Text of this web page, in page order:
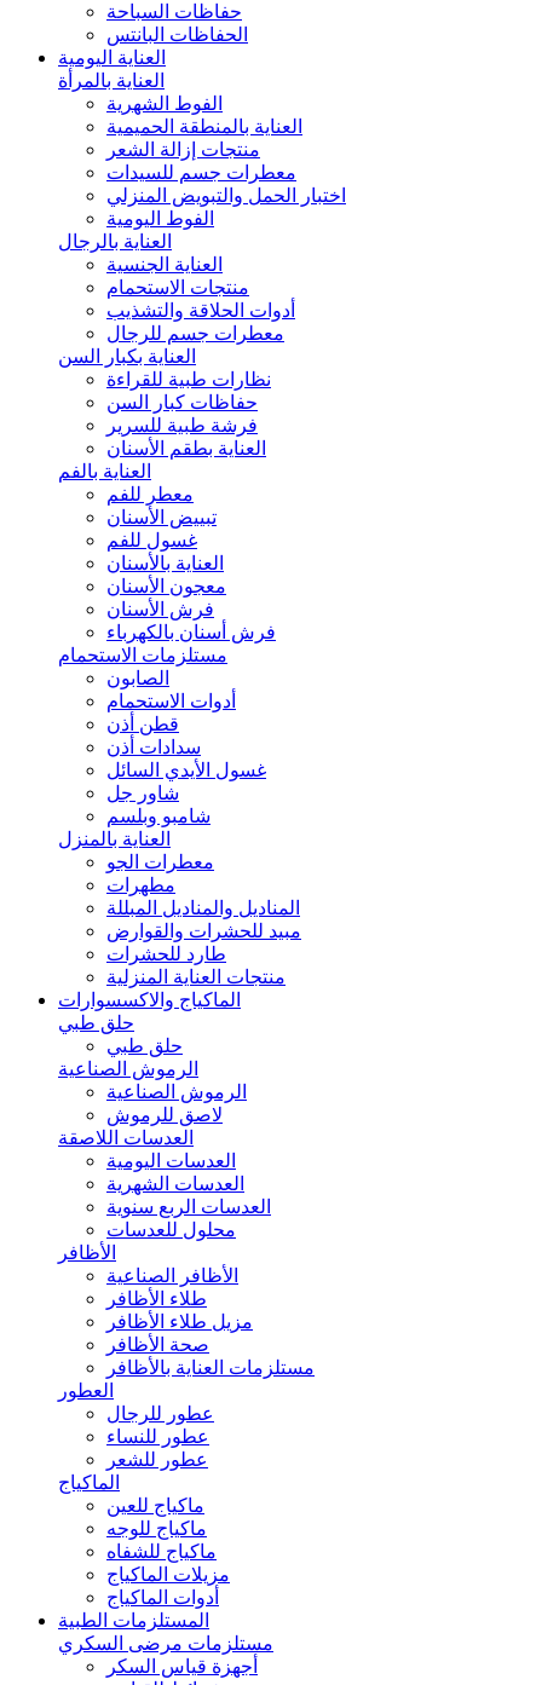
حفاظات السباحة
الحفاظات البانتس
العناية اليومية
العناية بالمرأة
الفوط الشهرية
العناية بالمنطقة الحميمية
منتجات إزالة الشعر
معطرات جسم للسيدات
اختبار الحمل والتبويض المنزلي
الفوط اليومية
العناية بالرجال
العناية الجنسية
منتجات الاستحمام
أدوات الحلاقة والتشذيب
معطرات جسم للرجال
العناية بكبار السن
نظارات طبية للقراءة
حفاظات كبار السن
فرشة طبية للسرير
العناية بطقم الأسنان
العناية بالفم
معطر للفم
تبييض الأسنان
غسول للفم
العناية بالأسنان
معجون الأسنان
فرش الأسنان
فرش أسنان بالكهرباء
مستلزمات الاستحمام
الصابون
أدوات الاستحمام
قطن أذن
سدادات أذن
غسول الأيدي السائل
شاور جل
شامبو وبلسم
العناية بالمنزل
معطرات الجو
مطهرات
المناديل والمناديل المبللة
مبيد للحشرات والقوارض
طارد للحشرات
منتجات العناية المنزلية
الماكياج والاكسسوارات
حلق طبي
حلق طبي
الرموش الصناعية
الرموش الصناعية
لاصق للرموش
العدسات اللاصقة
العدسات اليومية
العدسات الشهرية
العدسات الربع سنوية
محلول للعدسات
الأظافر
الأظافر الصناعية
طلاء الأظافر
مزيل طلاء الأظافر
صحة الأظافر
مستلزمات العناية بالأظافر
العطور
عطور للرجال
عطور للنساء
عطور للشعر
الماكياج
ماكياج للعين
ماكياج للوجه
ماكياج للشفاه
مزيلات الماكياج
أدوات الماكياج
المستلزمات الطبية
مستلزمات مرضى السكري
أجهزة قياس السكر